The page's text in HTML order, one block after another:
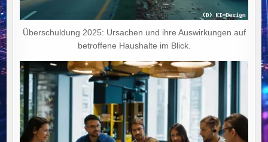
Überschuldung 2025: Ursachen und ihre Auswirkungen auf
betroffene Haushalte im Blick.